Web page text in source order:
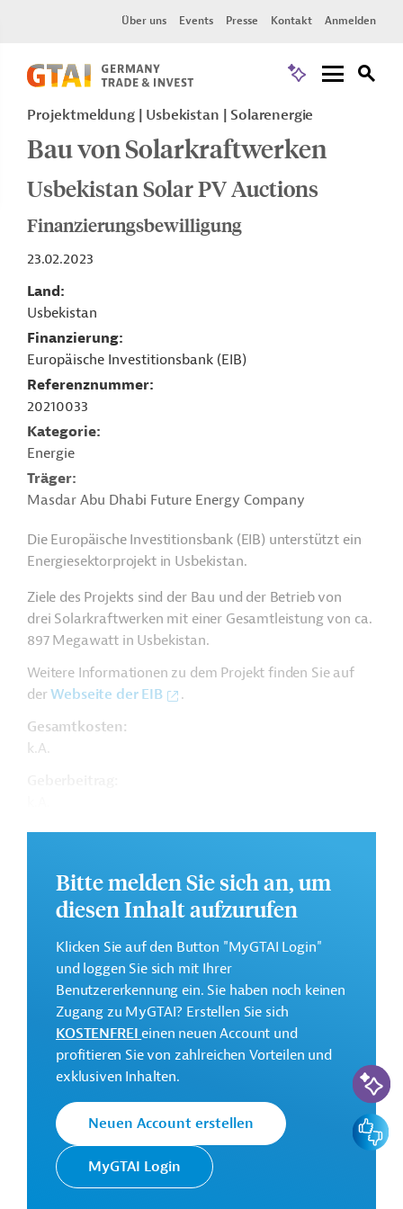
Über uns Events Presse Kontakt Anmelden
Projektmeldung Usbekistan Solarenergie
Bau von Solarkraftwerken
Usbekistan Solar PV Auctions
Finanzierungsbewilligung
23.02.2023
Land
Usbekistan
Finanzierung
Europäische Investitionsbank (EIB)
Referenznummer
20210033
Kategorie
Energie
Träger
Masdar Abu Dhabi Future Energy Company
Die Europäische Investitionsbank (EIB) unterstützt ein
Energiesektorprojekt in Usbekistan.
Ziele des Projekts sind der Bau und der Betrieb von
drei Solarkraftwerken mit einer Gesamtleistung von ca.
897 Megawatt in Usbekistan.
Weitere Informationen zu dem Projekt finden Sie auf
derWebseite der EIB
.
Gesamtkosten:
k.A.
Europäische
wirtschaftlichen Interessen der EU
Mitgliedsländer und unterstützt
Masdar Abu
Dhabi Future
Energy
Company
Projektträger
Bitte melden Sie sich an, um
diesen Inhalt aufzurufen
Klicken Sie auf den Button "MyGTAI Login"
und loggen Sie sich mit Ihrer
Benutzererkennung ein. Sie haben noch keinen
Zugang zu MyGTAI? Erstellen Sie sich
KOSTENFREIeinen neuen Account und
profitieren Sie von zahlreichen Vorteilen und
exklusiven Inhalten.
Neuen Account erstellen
MyGTAI Login
KI-